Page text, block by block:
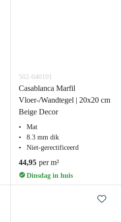
502-040101
Casablanca Marfil
Vloer-/Wandtegel | 20x20 cm
Beige Decor
Mat
8.3 mm dik
Niet-gerectificeerd
44,95 per m²
Dinsdag in huis